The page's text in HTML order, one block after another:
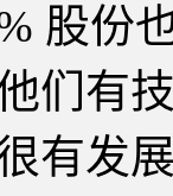
股份
们有
有发